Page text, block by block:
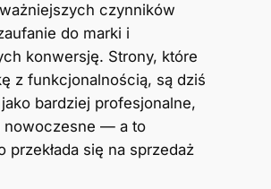
czynników
do marki i
konwersję. Strony, które
z funkcjonalnością, są dziś
bardziej profesjonalne,
nowoczesne — a to
przekłada się na sprzedaż